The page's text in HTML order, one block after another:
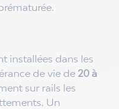
installées dans les
de vie de 20 à
sur rails les
Un